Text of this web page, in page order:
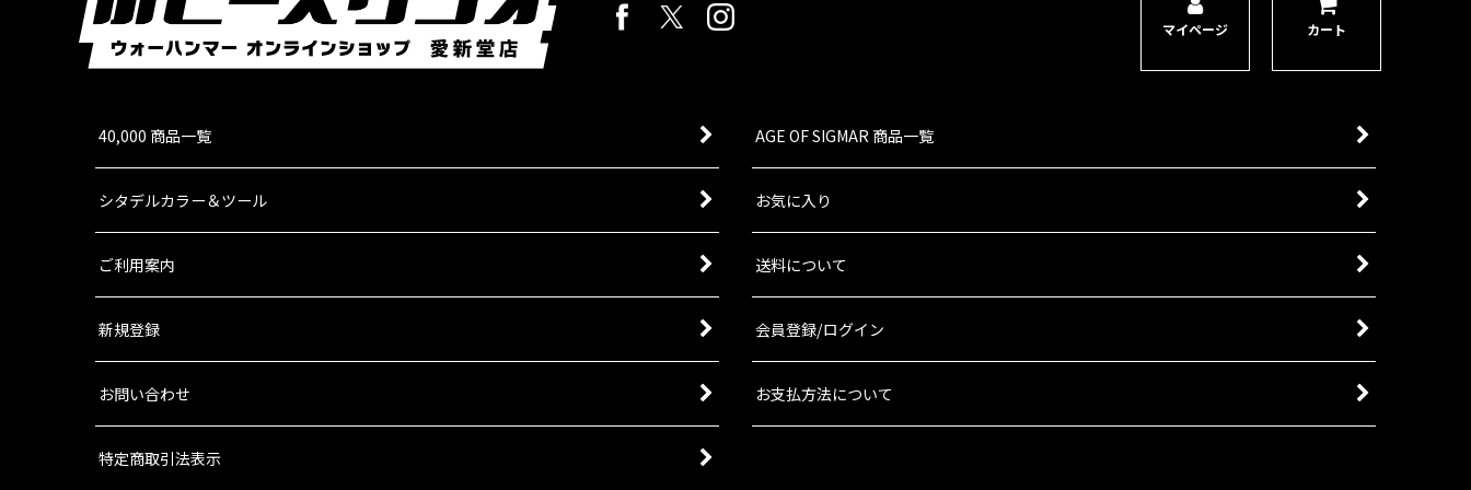
マイページ カート
40,000 商品一覧 AGE OF SIGMAR 商品一覧
シタデルカラー＆ツール お気に入り
ご利用案内 送料について
新規登録 会員登録/ログイン
お問い合わせ お支払方法について
特定商取引法表示